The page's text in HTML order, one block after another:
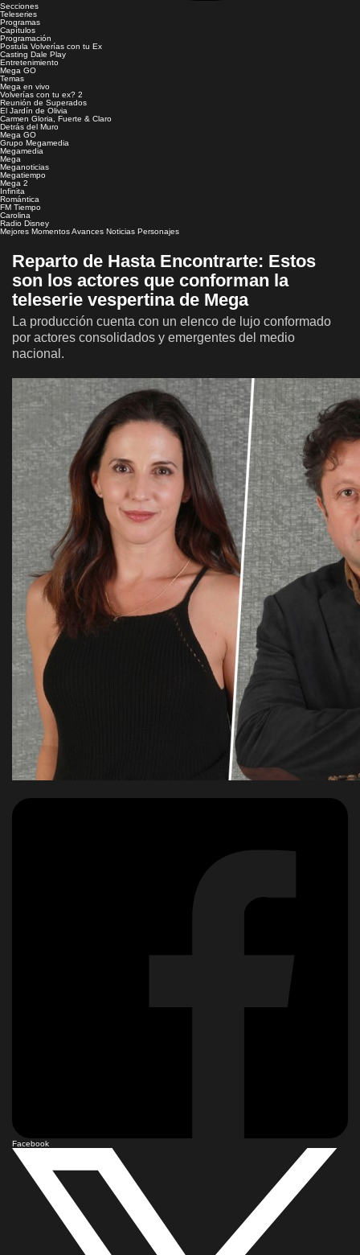
Secciones
Teleseries
Programas
Capítulos
Programación
Postula Volverías con tu Ex
Casting Dale Play
Entretenimiento
Mega GO
Temas
Mega en vivo
Volverías con tu ex? 2
Reunión de Superados
El Jardín de Olivia
Carmen Gloria, Fuerte & Claro
Detrás del Muro
Mega GO
Grupo Megamedia
Megamedia
Mega
Meganoticias
Megatiempo
Mega 2
Infinita
Romántica
FM Tiempo
Carolina
Radio Disney
Mejores MomentosAvances Noticias Personajes
Reparto de Hasta Encontrarte: Estos
son los actores que conforman la
teleserie vespertina de Mega
La producción cuenta con un elenco de lujo conformado
por actores consolidados y emergentes del medio
nacional.
Facebook